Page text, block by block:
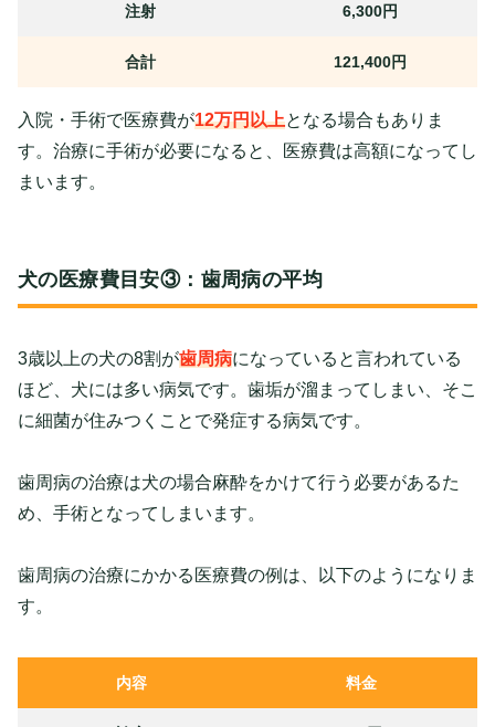
注射 6,300円
合計 121,400円
入院・手術で医療費が12万円以上となる場合もありま
す。治療に手術が必要になると、医療費は高額になってし
まいます。
犬の医療費目安③：歯周病の平均
3歳以上の犬の8割が歯周病になっていると言われている
ほど、犬には多い病気です。歯垢が溜まってしまい、そこ
に細菌が住みつくことで発症する病気です。
歯周病の治療は犬の場合麻酔をかけて行う必要があるた
め、手術となってしまいます。
歯周病の治療にかかる医療費の例は、以下のようになりま
す。
内容 料金